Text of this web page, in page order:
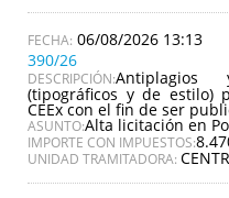
06/08/2026 13:13
390/26
DESCRIPCIÓN:Antiplagios
(tipográficos y de estilo)
CEEx con el fin de ser
ASUNTO:Alta licitación en
IMPORTE CON IMPUESTOS:
UNIDAD TRAMITADORA: